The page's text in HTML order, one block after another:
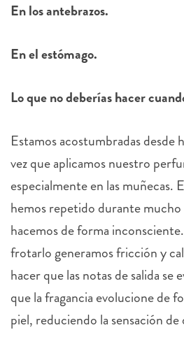
En los antebrazos.
En el estómago.
Lo que no deberías hacer
Estamos acostumbradas desde
vez que aplicamos nuestro
especialmente en las muñecas.
hemos repetido durante
hacemos de forma
frotarlo generamos fricción y
hacer que las notas de salida se
que la fragancia evolucione de
piel, reduciendo la sensación